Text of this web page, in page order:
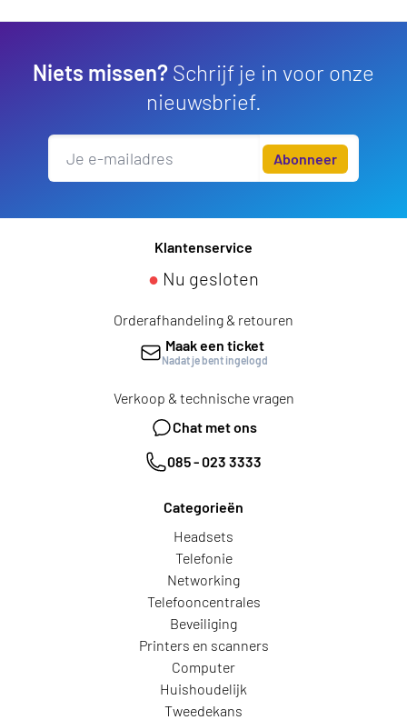
Niets missen? Schrijf je in voor onze
nieuwsbrief.
Abonneer
Klantenservice
● Nu gesloten
Orderafhandeling & retouren
Maak een ticket
Nadat je bent ingelogd
Verkoop & technische vragen
Chat met ons
085 - 023 3333
Categorieën
Headsets
Telefonie
Networking
Telefooncentrales
Beveiliging
Printers en scanners
Computer
Huishoudelijk
Tweedekans